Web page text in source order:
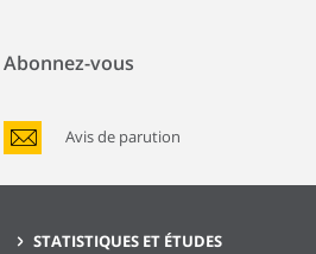
Abonnez-vous
Avis de parution
STATISTIQUES ET ÉTUDES